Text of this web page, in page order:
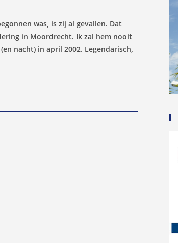
was, is zij al gevallen. Dat
in Moordrecht. Ik zal hem nooit
nacht) in april 2002. Legendarisch,